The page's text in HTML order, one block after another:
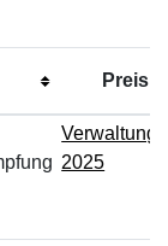
Preis
2025